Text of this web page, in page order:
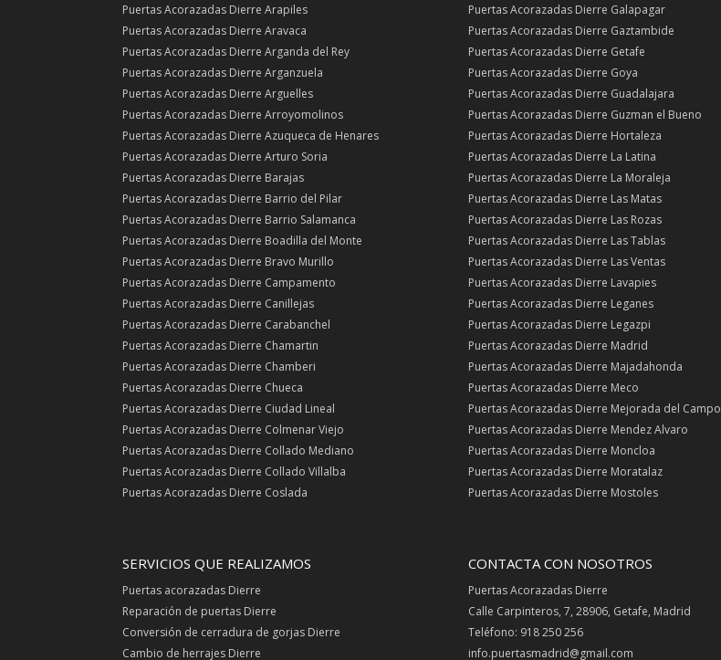
Puertas Acorazadas Dierre Arapiles
Puertas Acorazadas Dierre Aravaca
Puertas Acorazadas Dierre Arganda del Rey
Puertas Acorazadas Dierre Arganzuela
Puertas Acorazadas Dierre Arguelles
Puertas Acorazadas Dierre Arroyomolinos
Puertas Acorazadas Dierre Azuqueca de Henares
Puertas Acorazadas Dierre Arturo Soria
Puertas Acorazadas Dierre Barajas
Puertas Acorazadas Dierre Barrio del Pilar
Puertas Acorazadas Dierre Barrio Salamanca
Puertas Acorazadas Dierre Boadilla del Monte
Puertas Acorazadas Dierre Bravo Murillo
Puertas Acorazadas Dierre Campamento
Puertas Acorazadas Dierre Canillejas
Puertas Acorazadas Dierre Carabanchel
Puertas Acorazadas Dierre Chamartin
Puertas Acorazadas Dierre Chamberi
Puertas Acorazadas Dierre Chueca
Puertas Acorazadas Dierre Ciudad Lineal
Puertas Acorazadas Dierre Colmenar Viejo
Puertas Acorazadas Dierre Collado Mediano
Puertas Acorazadas Dierre Collado Villalba
Puertas Acorazadas Dierre Coslada
SERVICIOS QUE REALIZAMOS
Puertas acorazadas Dierre
Reparación de puertas Dierre
Conversión de cerradura de gorjas Dierre
Cambio de herrajes Dierre
Puertas Acorazadas Dierre Galapagar
Puertas Acorazadas Dierre Gaztambide
Puertas Acorazadas Dierre Getafe
Puertas Acorazadas Dierre Goya
Puertas Acorazadas Dierre Guadalajara
Puertas Acorazadas Dierre Guzman el Bueno
Puertas Acorazadas Dierre Hortaleza
Puertas Acorazadas Dierre La Latina
Puertas Acorazadas Dierre La Moraleja
Puertas Acorazadas Dierre Las Matas
Puertas Acorazadas Dierre Las Rozas
Puertas Acorazadas Dierre Las Tablas
Puertas Acorazadas Dierre Las Ventas
Puertas Acorazadas Dierre Lavapies
Puertas Acorazadas Dierre Leganes
Puertas Acorazadas Dierre Legazpi
Puertas Acorazadas Dierre Madrid
Puertas Acorazadas Dierre Majadahonda
Puertas Acorazadas Dierre Meco
Puertas Acorazadas Dierre Mejorada del Campo
Puertas Acorazadas Dierre Mendez Alvaro
Puertas Acorazadas Dierre Moncloa
Puertas Acorazadas Dierre Moratalaz
Puertas Acorazadas Dierre Mostoles
CONTACTA CON NOSOTROS
Puertas Acorazadas Dierre
Calle Carpinteros, 7, 28906, Getafe, Madrid
Teléfono: 918 250 256
info.puertasmadrid@gmail.com